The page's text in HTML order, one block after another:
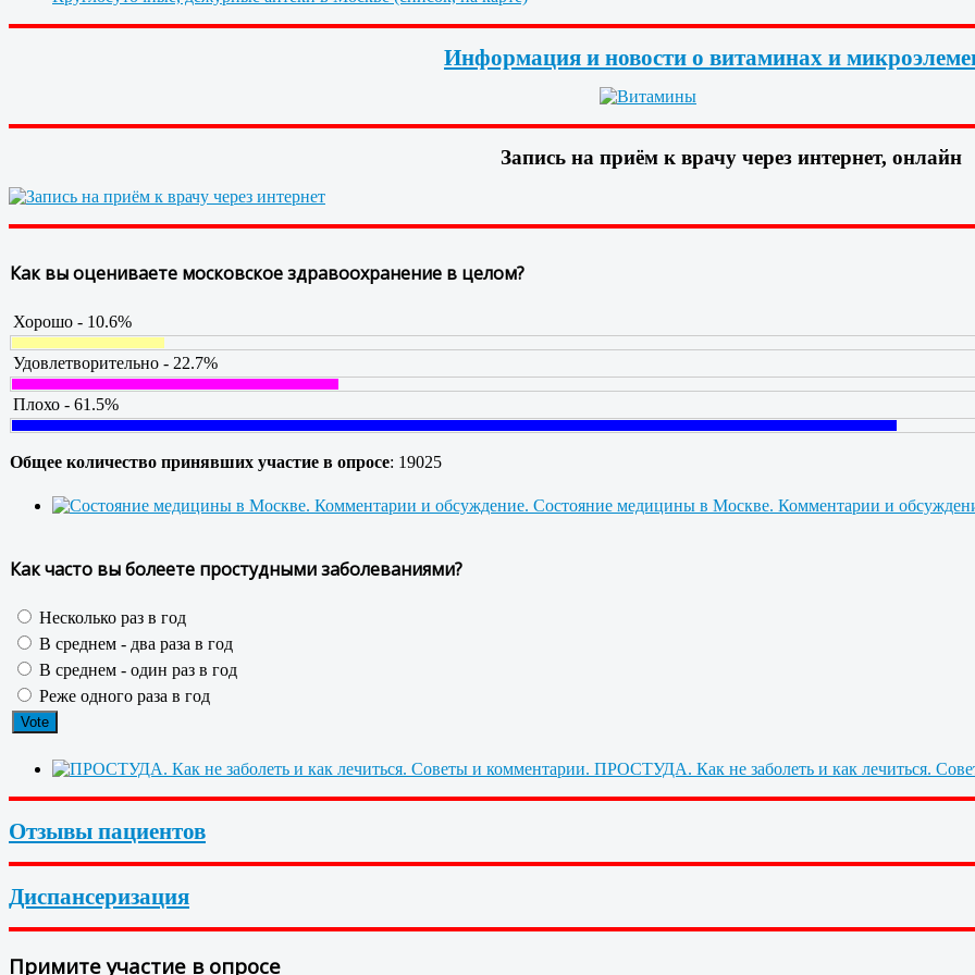
Информация и новости о витаминах и
Запись на приём к врачу через интернет, онлайн
Как вы оцениваете московское здравоохранение в целом?
Хорошо - 10.6%
Удовлетворительно - 22.7%
Плохо - 61.5%
Общее количество принявших участие в опросе: 19025
Состояние медицины в Москве. Комментарии и
Как часто вы болеете простудными заболеваниями?
Несколько раз в год
В среднем - два раза в год
В среднем - один раз в год
Реже одного раза в год
ПРОСТУДА. Как не заболеть и как лечиться.
Отзывы пациентов
Диспансеризация
Примите участие в опросе